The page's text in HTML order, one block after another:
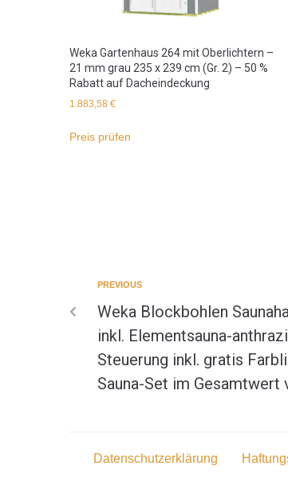
Weka Gartenhaus 264 mit Oberlichtern –
21 mm grau 235 x 239 cm (Gr. 2) – 50 %
Rabatt auf Dacheindeckung
1.883,58 €
Preis prüfen
PREVIOUS
Weka Blockbohlen
inkl. Elementsauna-
Steuerung inkl. gratis
Sauna-Set im Gesamtwert
Datenschutzerklärung